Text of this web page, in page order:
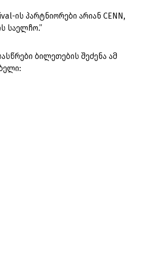
ის პარტნიორები არიან CENN,
საელჩო.”
ბილეთების შეძენა ამ